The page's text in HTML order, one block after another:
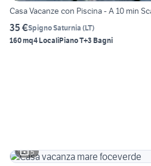
Casa Vacanze con Piscina - A 10 min
35 €Spigno Saturnia (LT)
160 mq4 LocaliPiano T+3 Bagni
5